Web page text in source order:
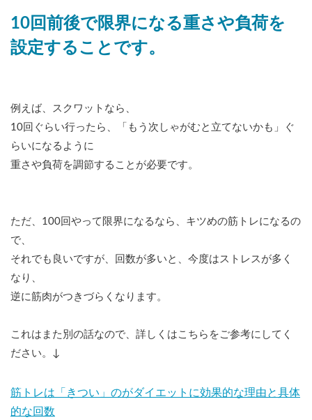
10回前後で限界になる重さや負荷を
設定することです。
例えば、スクワットなら、
10回ぐらい行ったら、「もう次しゃがむと立てないかも」ぐ
らいになるように
重さや負荷を調節することが必要です。
ただ、100回やって限界になるなら、キツめの筋トレになるの
で、
それでも良いですが、回数が多いと、今度はストレスが多く
なり、
逆に筋肉がつきづらくなります。
これはまた別の話なので、詳しくはこちらをご参考にしてく
ださい。↓
筋トレは「きつい」のがダイエットに効果的な理由と具体
的な回数